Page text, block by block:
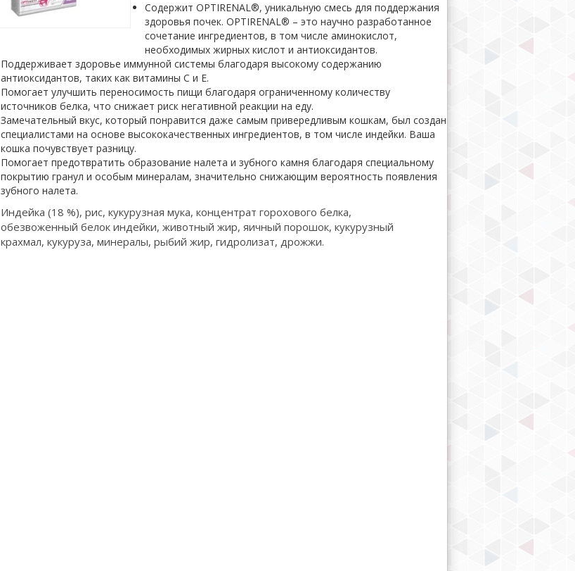
Содержит OPTIRENAL®, уникальную смесь для поддержания
здоровья почек. OPTIRENAL® – это научно разработанное
сочетание ингредиентов, в том числе аминокислот,
необходимых жирных кислот и антиоксидантов.
Поддерживает здоровье иммунной системы благодаря высокому содержанию
антиоксидантов, таких как витамины C и E.
Помогает улучшить переносимость пищи благодаря ограниченному количеству
источников белка, что снижает риск негативной реакции на еду.
Замечательный вкус, который понравится даже самым привередливым кошкам, был создан
специалистами на основе высококачественных ингредиентов, в том числе индейки. Ваша
кошка почувствует разницу.
Помогает предотвратить образование налета и зубного камня благодаря специальному
покрытию гранул и особым минералам, значительно снижающим вероятность появления
зубного налета.
Индейка (18 %), рис, кукурузная мука, концентрат горохового белка,
обезвоженный белок индейки, животный жир, яичный порошок, кукурузный
крахмал, кукуруза, минералы, рыбий жир, гидролизат, дрожжи.